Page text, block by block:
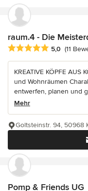
raum.4 - Die
Durchschnittliche
5,0 (11
KREATIVE KÖPFE
und Wohnräumen
entwerfen, planen und
Mehr
Goltsteinstr. 94, 50968
Pomp & Friends UG